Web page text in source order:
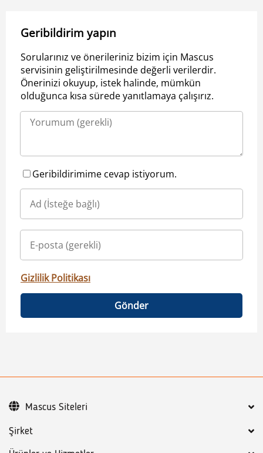
Geribildirim yapın
Sorularınız ve önerileriniz bizim için Mascus
servisinin geliştirilmesinde değerli verilerdir.
Önerinizi okuyup, istek halinde, mümkün
olduğunca kısa sürede yanıtlamaya çalışırız.
Geribildirimime cevap istiyorum.
Gizlilik Politikası
Gönder
Şirket
Mascus Siteleri